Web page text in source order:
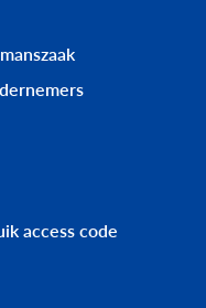
access code